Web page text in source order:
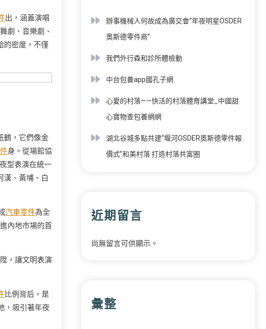
出，涵蓋演唱
劇、音樂劇、
的密度，不僅
鶴，它們像金
身。從場館協
型表演在統一
漢、黃埔、白
汽車零件為全
內地市場的首
，讓文明表演
比例背后，是
，吸引著年夜
辦事機械人何故成為廣交會“年夜明星OSDER
奧斯德零件商”
我們外行森和診所體檢動
中台包養app國孔子網
心愛的村落——快活的村落體育講堂_中國甜
心寶物查包養網網
湖北谷城多點共建“堰河OSDER奧斯德零件報
價式”和美村落 打造村落共富圈
近期留言
尚無留言可供顯示。
彙整